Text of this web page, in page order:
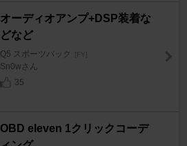
オーディオアンプ+DSP装着な
どなど
Q5 スポーツバック [FY]
Sn0wさん
35
OBD eleven 1クリックコーデ